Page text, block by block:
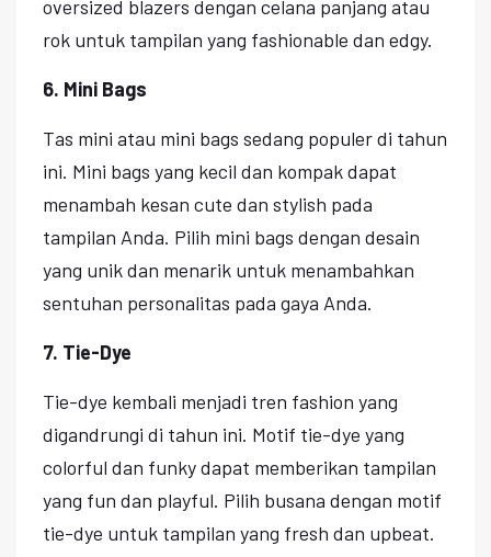
oversized blazers dengan celana panjang atau
rok untuk tampilan yang fashionable dan edgy.
6. Mini Bags
Tas mini atau mini bags sedang populer di tahun
ini. Mini bags yang kecil dan kompak dapat
menambah kesan cute dan stylish pada
tampilan Anda. Pilih mini bags dengan desain
yang unik dan menarik untuk menambahkan
sentuhan personalitas pada gaya Anda.
7. Tie-Dye
Tie-dye kembali menjadi tren fashion yang
digandrungi di tahun ini. Motif tie-dye yang
colorful dan funky dapat memberikan tampilan
yang fun dan playful. Pilih busana dengan motif
tie-dye untuk tampilan yang fresh dan upbeat.